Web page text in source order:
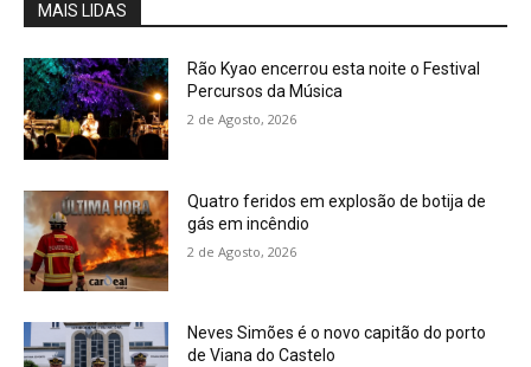
MAIS LIDAS
Rão Kyao encerrou esta noite o Festival
Percursos da Música
2 de Agosto, 2026
Quatro feridos em explosão de botija de
gás em incêndio
2 de Agosto, 2026
Neves Simões é o novo capitão do porto
de Viana do Castelo